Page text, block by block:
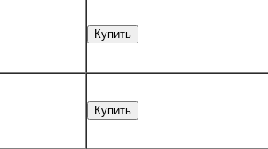
Купить
Купить